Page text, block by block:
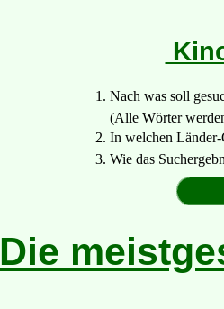
1. Nach was soll
(Alle Wörter
2. In welchen Länder-
3. Wie das
Die